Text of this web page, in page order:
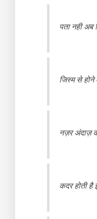
पता नही अब
जिस्म से होने
नज़र अंदाज़
कदर होती है